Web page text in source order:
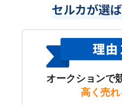
セルカが選
オークションで
高く売れ